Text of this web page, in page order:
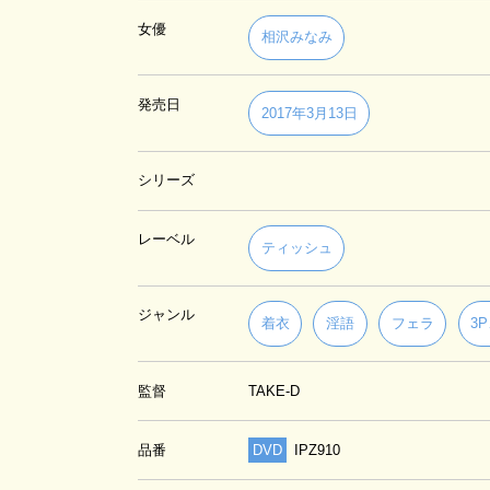
女優
相沢みなみ
発売日
2017年3月13日
シリーズ
レーベル
ティッシュ
ジャンル
着衣 淫語 フェラ
監督 TAKE-D
品番 DVD IPZ910